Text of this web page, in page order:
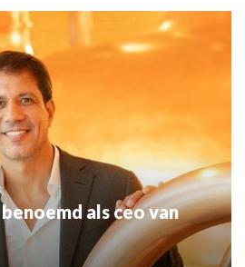
als ceo van